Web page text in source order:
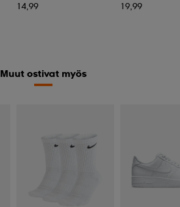
14,99 19,99
Muut ostivat myös